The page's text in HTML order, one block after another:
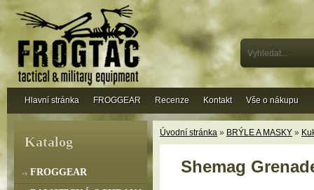
Úvodní stránka » BRÝLE A MASKY »
Shemag
Katalog
FROGGEAR
Hlavní stránka FROGGEAR Recenze Kontakt Vše o nákupu